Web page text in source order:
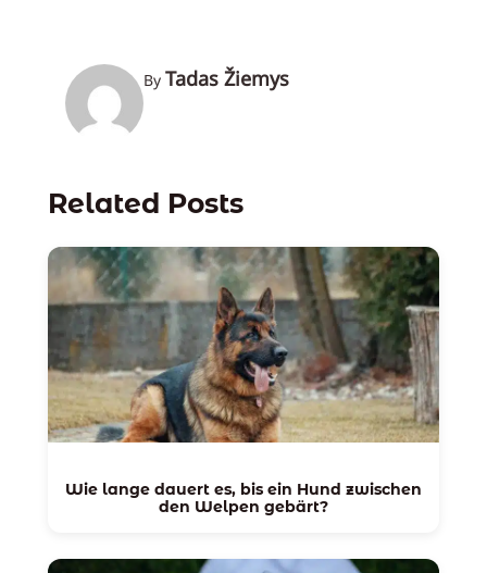
By Tadas Žiemys
Related Posts
Wie lange dauert es, bis ein Hund zwischen
den Welpen gebärt?